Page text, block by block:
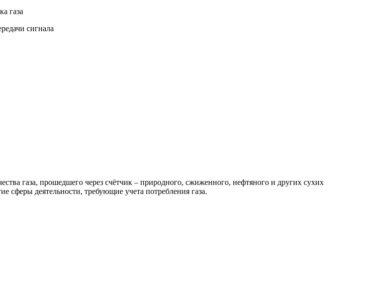
газа
сигнала
газа, прошедшего через счётчик – природного, сжиженного, нефтяного и других сухих
хозяйство и другие сферы деятельности, требующие учета потребления газа.